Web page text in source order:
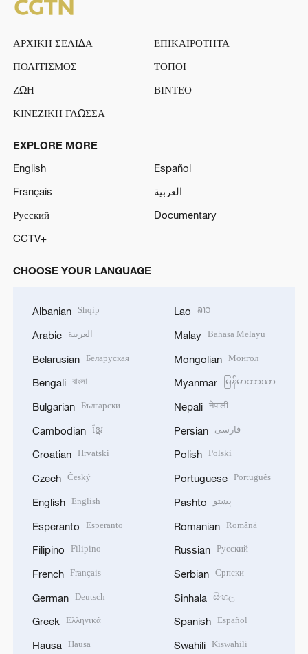
ΑΡΧΙΚΗ ΣΕΛΙΔΑ
ΕΠΙΚΑΙΡΟΤΗΤΑ
ΠΟΛΙΤΙΣΜΟΣ
ΤΟΠΟΙ
ΖΩΗ
ΒΙΝΤΕΟ
ΚΙΝΕΖΙΚΗ ΓΛΩΣΣΑ
EXPLORE MORE
English
Español
Français
العربية
Русский
Documentary
CCTV+
CHOOSE YOUR LANGUAGE
Albanian Shqip
Arabic العربية
Belarusian Беларуская
Bengali বাংলা
Bulgarian Български
Cambodian ខ្មែរ
Croatian Hrvatski
Czech Český
English English
Esperanto Esperanto
Filipino Filipino
French Français
German Deutsch
Greek Ελληνικά
Hausa Hausa
Lao ລາວ
Malay Bahasa Melayu
Mongolian Монгол
Myanmar မြန်မာဘာသာ
Nepali नेपाली
Persian فارسی
Polish Polski
Portuguese Português
Pashto پښتو
Romanian Română
Russian Русский
Serbian Српски
Sinhala සිංහල
Spanish Español
Swahili Kiswahili